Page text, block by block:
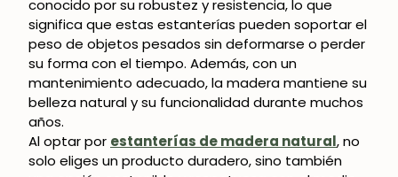
conocido por su robustez y resistencia, lo que
significa que estas estanterías pueden soportar el
peso de objetos pesados sin deformarse o perder
su forma con el tiempo. Además, con un
mantenimiento adecuado, la madera mantiene su
belleza natural y su funcionalidad durante muchos
años.
Al optar por estanterías de madera natural, no
solo eliges un producto duradero, sino también